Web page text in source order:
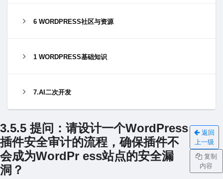
6 WORDPRESS社区与资源
1 WORDPRESS基础知识
7.AI二次开发
3.5.5 提问：请设计⼀个WordPress
插件安全审计的流程，确保插件不
会成为WordPr ess站点的安全漏
洞？
返回
上一级
复制
内容